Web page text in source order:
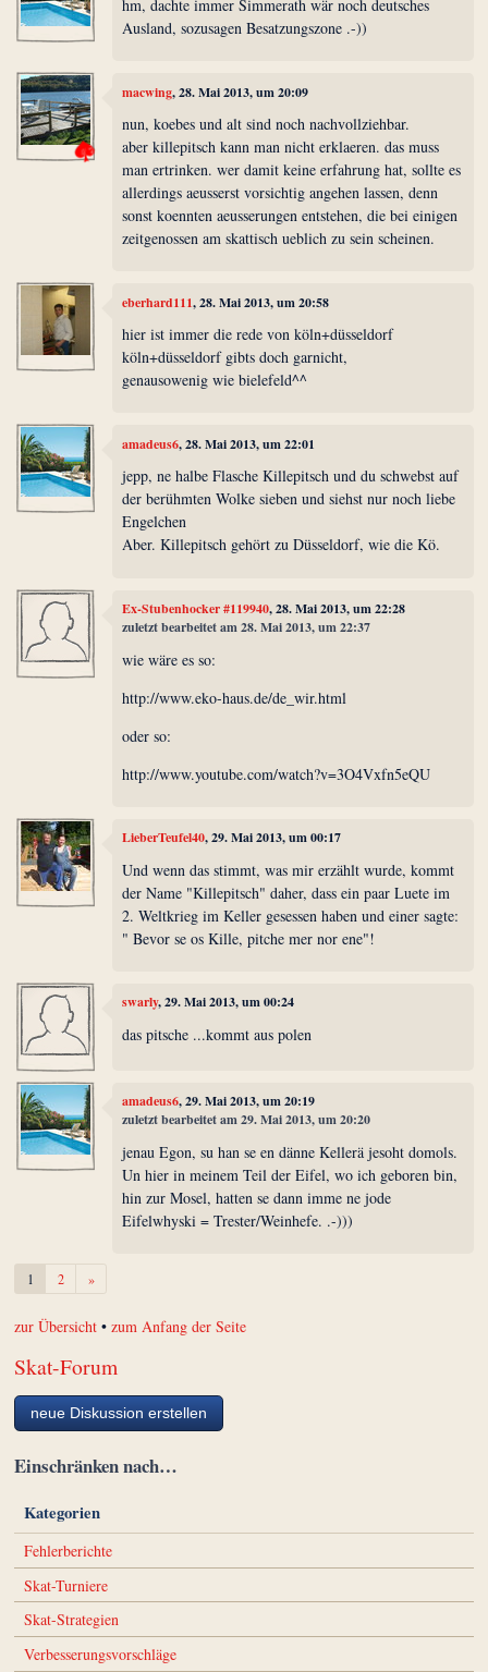
hm, dachte immer Simmerath wär noch deutsches
Ausland, sozusagen Besatzungszone .-))
macwing, 28. Mai 2013, um 20:09
nun, koebes und alt sind noch nachvollziehbar.
aber killepitsch kann man nicht erklaeren. das muss
man ertrinken. wer damit keine erfahrung hat, sollte es
allerdings aeusserst vorsichtig angehen lassen, denn
sonst koennten aeusserungen entstehen, die bei einigen
zeitgenossen am skattisch ueblich zu sein scheinen.
eberhard111, 28. Mai 2013, um 20:58
hier ist immer die rede von köln+düsseldorf
köln+düsseldorf gibts doch garnicht,
genausowenig wie bielefeld^^
amadeus6, 28. Mai 2013, um 22:01
jepp, ne halbe Flasche Killepitsch und du schwebst auf
der berühmten Wolke sieben und siehst nur noch liebe
Engelchen
Aber. Killepitsch gehört zu Düsseldorf, wie die Kö.
Ex-Stubenhocker #119940, 28. Mai 2013, um 22:28
zuletzt bearbeitet am 28. Mai 2013, um 22:37
wie wäre es so:
http://www.eko-haus.de/de_wir.html
oder so:
http://www.youtube.com/watch?v=3O4Vxfn5eQU
LieberTeufel40, 29. Mai 2013, um 00:17
Und wenn das stimmt, was mir erzählt wurde, kommt
der Name "Killepitsch" daher, dass ein paar Luete im
2. Weltkrieg im Keller gesessen haben und einer sagte:
" Bevor se os Kille, pitche mer nor ene"!
swarly, 29. Mai 2013, um 00:24
das pitsche ...kommt aus polen
amadeus6, 29. Mai 2013, um 20:19
zuletzt bearbeitet am 29. Mai 2013, um 20:20
jenau Egon, su han se en dänne Kellerä jesoht domols.
Un hier in meinem Teil der Eifel, wo ich geboren bin,
hin zur Mosel, hatten se dann imme ne jode
Eifelwhyski = Trester/Weinhefe. .-)))
1 2 »Weiter
zur Übersicht •zum Anfang der Seite
Skat-Forum
neue Diskussion erstellen
Einschränken nach…
Kategorien
Fehlerberichte
Skat-Turniere
Skat-Strategien
Verbesserungsvorschläge